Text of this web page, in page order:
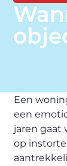
Een
een
jaren gaat
op